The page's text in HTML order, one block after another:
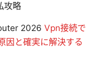
攻略
2026 Vpn接続で
因と確実に解決する